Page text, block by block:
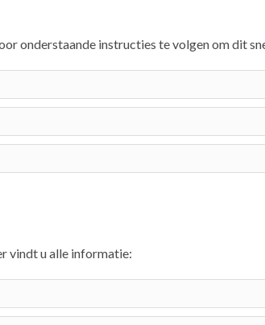
onderstaande instructies te volgen om dit
vindt u alle informatie: